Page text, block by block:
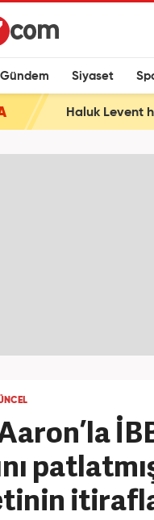
Gündem Siyaset
Haluk Levent